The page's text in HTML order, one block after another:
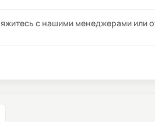
с нашими менеджерами или